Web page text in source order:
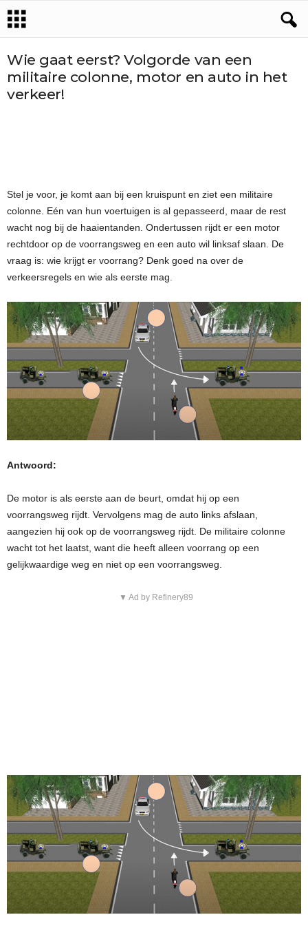
Wie gaat eerst? Volgorde van een
militaire colonne, motor en auto in het
verkeer!
Stel je voor, je komt aan bij een kruispunt en ziet een militaire
colonne. Eén van hun voertuigen is al gepasseerd, maar de rest
wacht nog bij de haaientanden. Ondertussen rijdt er een motor
rechtdoor op de voorrangsweg en een auto wil linksaf slaan. De
vraag is: wie krijgt er voorrang? Denk goed na over de
verkeersregels en wie als eerste mag.
Antwoord:
De motor is als eerste aan de beurt, omdat hij op een
voorrangsweg rijdt. Vervolgens mag de auto links afslaan,
aangezien hij ook op de voorrangsweg rijdt. De militaire colonne
wacht tot het laatst, want die heeft alleen voorrang op een
gelijkwaardige weg en niet op een voorrangsweg.
▼ Ad by Refinery89